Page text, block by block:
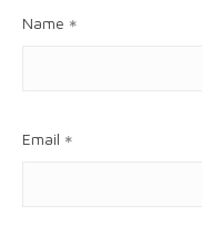
Name *
Email *